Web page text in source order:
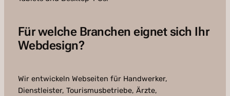
Für welche Branchen eignet sich Ihr
Webdesign?
Wir entwickeln Webseiten für Handwerker,
Dienstleister, Tourismusbetriebe, Ärzte,